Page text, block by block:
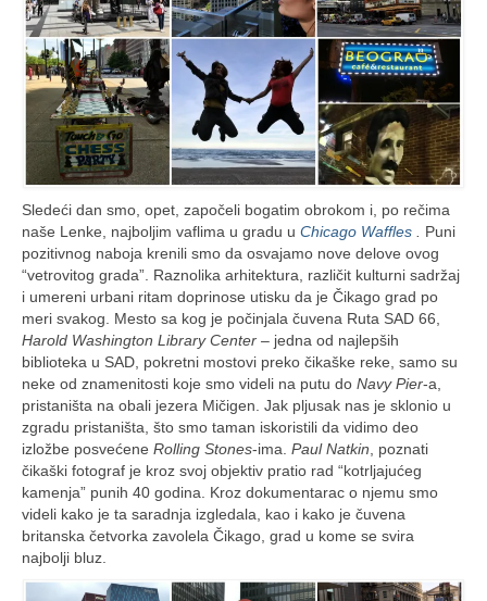
Sledeći dan smo, opet, započeli bogatim obrokom i, po rečima
naše Lenke, najboljim vaflima u gradu u Chicago Waffles
Puni
pozitivnog naboja krenili smo da osvajamo nove delove ovog
“vetrovitog grada”. Raznolika arhitektura, različit kulturni sadržaj
i umereni urbani ritam doprinose utisku da je Čikago grad po
meri svakog. Mesto sa kog je počinjala čuvena Ruta SAD 66,
Harold Washington Library Center – jedna od najlepših
biblioteka u SAD, pokretni mostovi preko čikaške reke, samo su
neke od znamenitosti koje smo videli na putu do Navy Pier-a,
pristaništa na obali jezera Mičigen. Jak pljusak nas je sklonio u
zgradu pristaništa, što smo taman iskoristili da vidimo deo
izložbe posvećene Rolling Stones-ima. Paul Natkin , poznati
čikaški fotograf je kroz svoj objektiv pratio rad “kotrljajućeg
kamenja” punih 40 godina. Kroz dokumentarac o njemu smo
videli kako je ta saradnja izgledala, kao i kako je čuvena
britanska četvorka zavolela Čikago, grad u kome se svira
najbolji bluz.